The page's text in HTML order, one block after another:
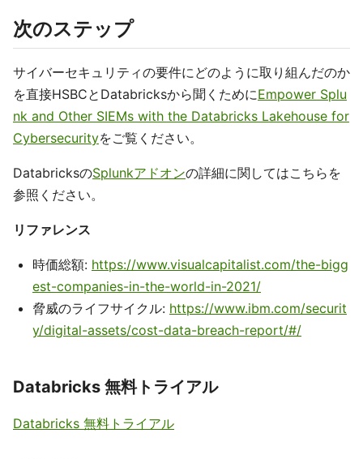
次のステップ
サイバーセキュリティの要件にどのように取り組んだのか
を直接HSBCとDatabricksから聞くためにEmpower Splu
nk and Other SIEMs with the Databricks Lakehouse for
Cybersecurityをご覧ください。
DatabricksのSplunkアドオンの詳細に関してはこちらを
参照ください。
リファレンス
時価総額: https://www.visualcapitalist.com/the-bigg
est-companies-in-the-world-in-2021/
脅威のライフサイクル: https://www.ibm.com/securit
y/digital-assets/cost-data-breach-report/#/
Databricks 無料トライアル
Databricks 無料トライアル